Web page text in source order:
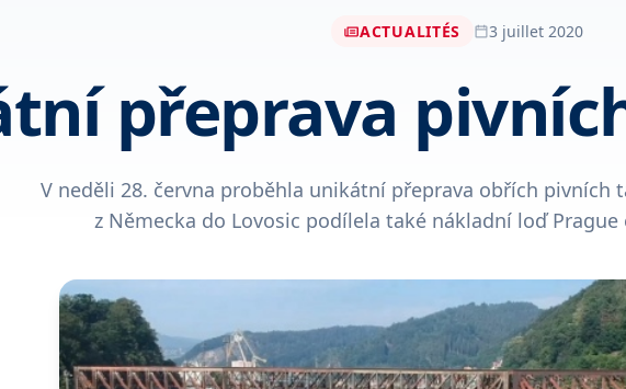
ACTUALITÉS 3 juillet 2020
přeprava
V neděli 28. června proběhla unikátní přeprava obřích pivních
z Německa do Lovosic podílela také nákladní loď